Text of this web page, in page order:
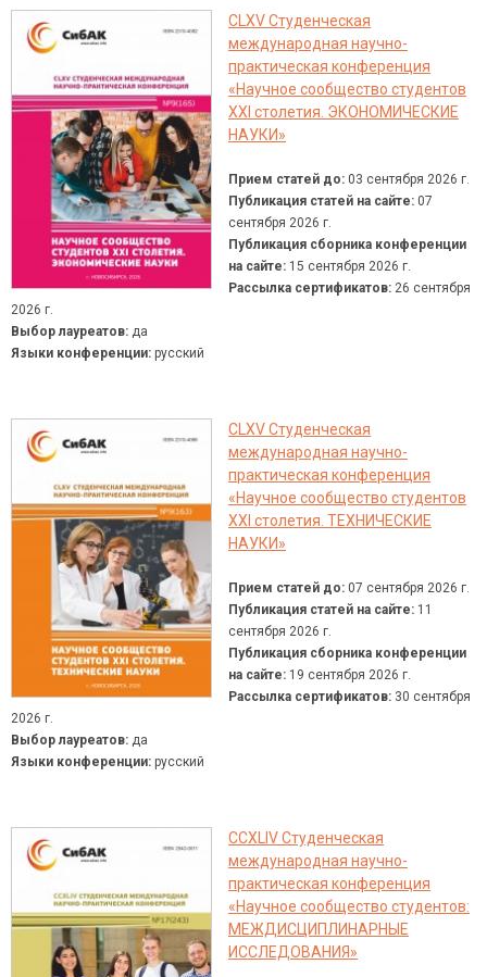
CLXV Студенческая
международная научно-
практическая конференция
«Научное сообщество студентов
XXI столетия. ЭКОНОМИЧЕСКИЕ
НАУКИ»
Прием статей до: 03 сентября 2026 г.
Публикация статей на сайте: 07
сентября 2026 г.
Публикация сборника конференции
на сайте: 15 сентября 2026 г.
Рассылка сертификатов: 26 сентября
2026 г.
Выбор лауреатов: да
Языки конференции: русский
CLXV Студенческая
международная научно-
практическая конференция
«Научное сообщество студентов
XXI столетия. ТЕХНИЧЕСКИЕ
НАУКИ»
Прием статей до: 07 сентября 2026 г.
Публикация статей на сайте: 11
сентября 2026 г.
Публикация сборника конференции
на сайте: 19 сентября 2026 г.
Рассылка сертификатов: 30 сентября
2026 г.
Выбор лауреатов: да
Языки конференции: русский
CCXLIV Студенческая
международная научно-
практическая конференция
«Научное сообщество студентов:
МЕЖДИСЦИПЛИНАРНЫЕ
ИССЛЕДОВАНИЯ»